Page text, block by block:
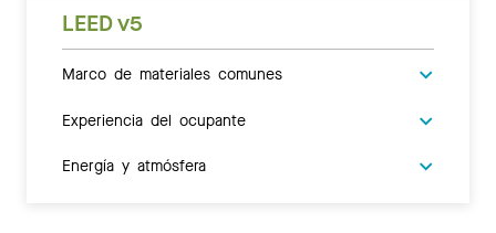
LEED v5
Marco de materiales comunes
Experiencia del ocupante
Energía y atmósfera